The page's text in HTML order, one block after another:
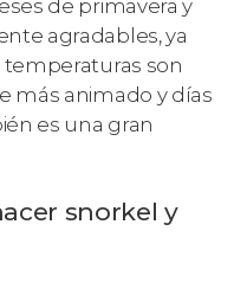
de primavera y
agradables, ya
temperaturas son
más animado y días
es una gran
snorkel y